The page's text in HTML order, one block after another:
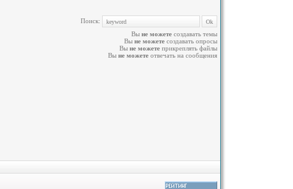
Поиск:
Вы не можете создавать темы
Вы не можете создавать опросы
Вы не можете прикреплять файлы
Вы не можете отвечать на сообщения